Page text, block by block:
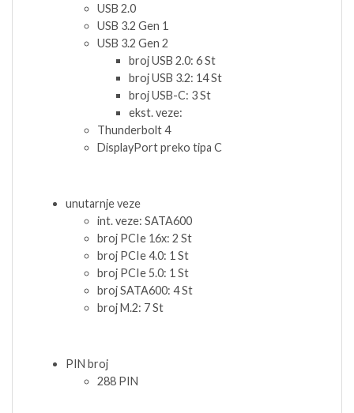
USB 2.0
USB 3.2 Gen 1
USB 3.2 Gen 2
broj USB 2.0: 6 St
broj USB 3.2: 14 St
broj USB-C: 3 St
ekst. veze:
Thunderbolt 4
DisplayPort preko tipa C
unutarnje veze
int. veze: SATA600
broj PCIe 16x: 2 St
broj PCIe 4.0: 1 St
broj PCIe 5.0: 1 St
broj SATA600: 4 St
broj M.2: 7 St
PIN broj
288 PIN